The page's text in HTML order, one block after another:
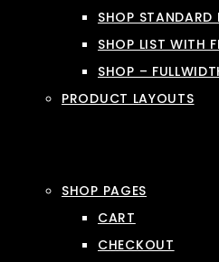
SHOP STANDARD
SHOP LIST WITH
SHOP –
PRODUCT LAYOUTS
SHOP PAGES
CART
CHECKOUT